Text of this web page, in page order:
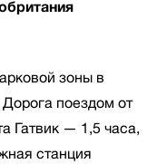
зоны в
поездом от
Гатвик — 1,5 часа,
станция